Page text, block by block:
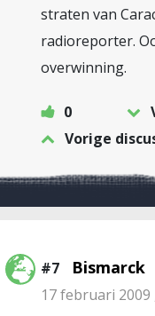
straten van
radioreporter.
overwinning.
0
Vorige
#7 Bismarck
17 februari 2009